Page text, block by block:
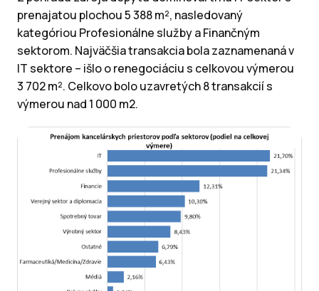
prenajatou plochou 5 388 m², nasledovaný
kategóriou Profesionálne služby a Finančným
sektorom. Najväčšia transakcia bola zaznamenaná v
IT sektore – išlo o renegociáciu s celkovou výmerou
3 702 m². Celkovo bolo uzavretých 8 transakcií s
výmerou nad 1 000 m2.